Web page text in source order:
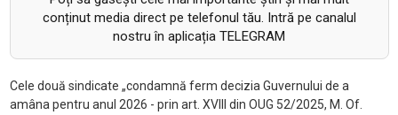
conținut media direct pe telefonul tău. Intră pe canalul
nostru în aplicația TELEGRAM
Cele două sindicate „condamnă ferm decizia Guvernului de a
amâna pentru anul 2026 - prin art. XVIII din OUG 52/2025, M. Of.